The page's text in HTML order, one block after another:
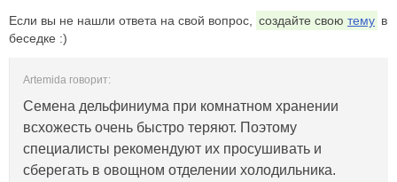
Если вы не нашли ответа на свой вопрос, создайте свою тему в
беседке :)
Artemida говорит:
Семена дельфиниума при комнатном хранении
всхожесть очень быстро теряют. Поэтому
специалисты рекомендуют их просушивать и
сберегать в овощном отделении холодильника.